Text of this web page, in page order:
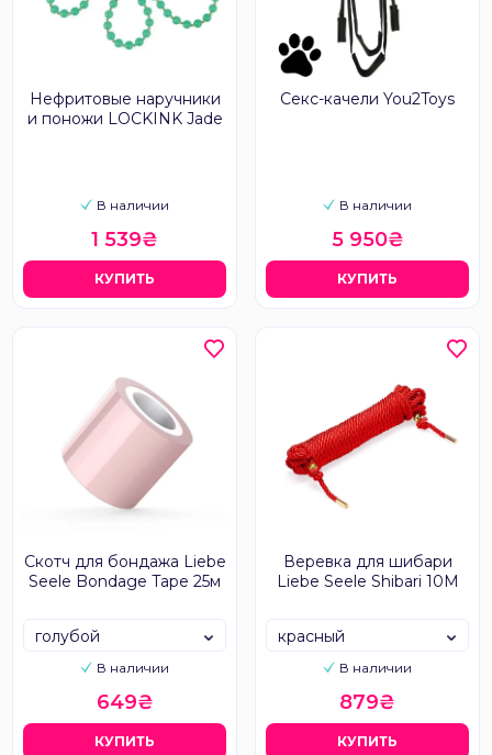
Нефритовые наручники
и поножи LOCKINK Jade
В наличии
1 539₴
КУПИТЬ
Секс-качели You2Toys
В наличии
5 950₴
КУПИТЬ
Скотч для бондажа Liebe
Seele Bondage Tape 25м
В наличии
голубой
649₴
КУПИТЬ
Веревка для шибари
Liebe Seele Shibari 10M
В наличии
красный
879₴
КУПИТЬ